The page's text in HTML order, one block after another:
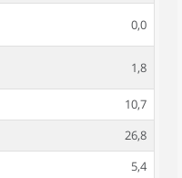
0,0
1,8
10,7
26,8
5,4